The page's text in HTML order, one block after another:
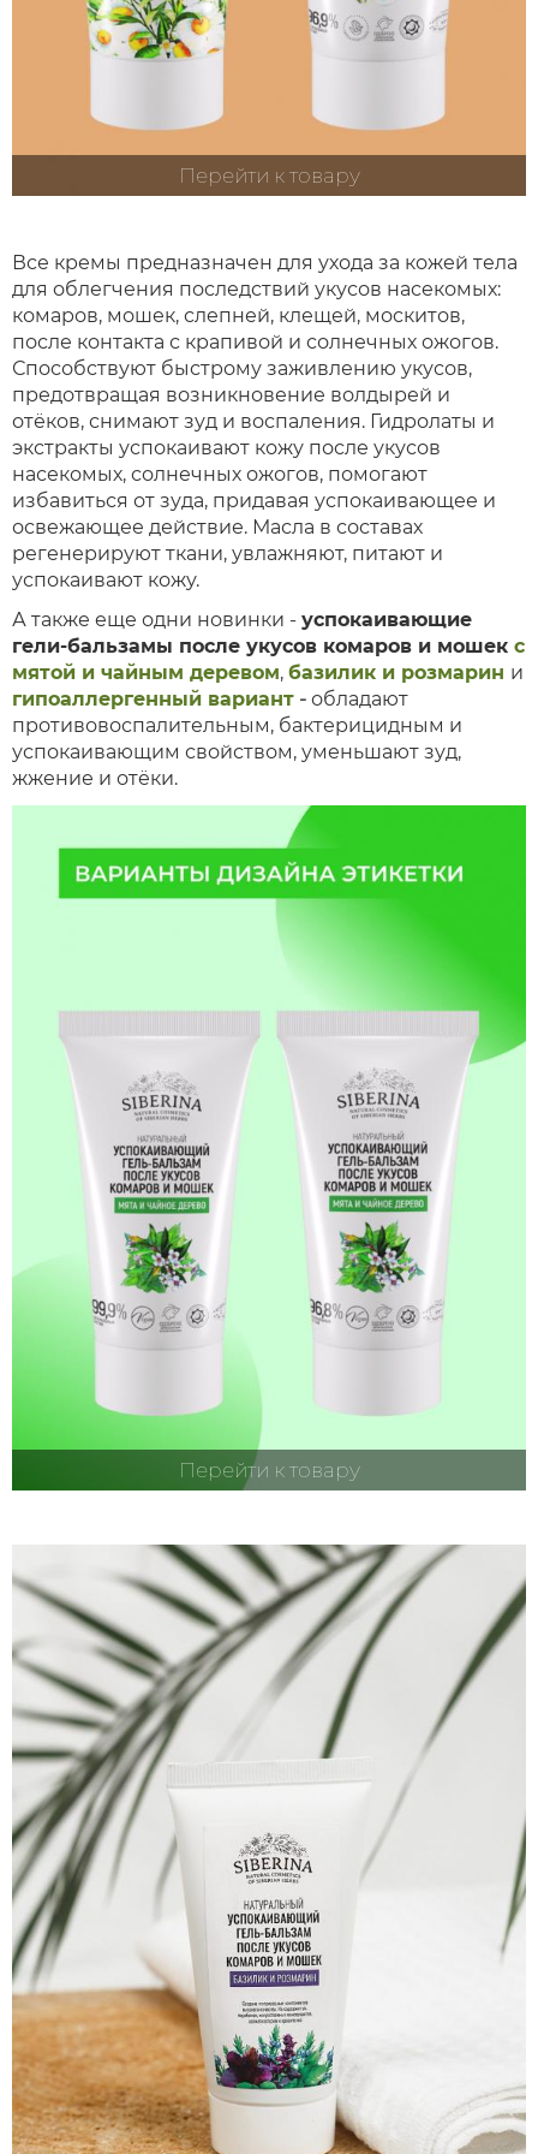
Перейти к товару
Все кремы предназначен для ухода за кожей тела
для облегчения последствий укусов насекомых:
комаров, мошек, слепней, клещей, москитов,
после контакта с крапивой и солнечных ожогов.
Способствуют быстрому заживлению укусов,
предотвращая возникновение волдырей и
отёков, снимают зуд и воспаления. Гидролаты и
экстракты успокаивают кожу после укусов
насекомых, солнечных ожогов, помогают
избавиться от зуда, придавая успокаивающее и
освежающее действие. Масла в составах
регенерируют ткани, увлажняют, питают и
успокаивают кожу.
А также еще одни новинки - успокаивающие
гели-бальзамы после укусов комаров и мошек с
мятой и чайным деревом, базилик и розмарин и
гипоаллергенный вариант - обладают
противовоспалительным, бактерицидным и
успокаивающим свойством, уменьшают зуд,
жжение и отёки.
Перейти к товару